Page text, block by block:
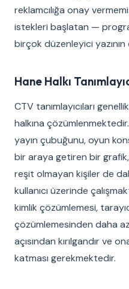
reklamcılığa onay
istekleri başlatan —
birçok düzenleyici yazının
Hane Halkı
CTV tanımlayıcıları
halkına
yayın çubuğunu, oyun
bir araya getiren bir
reşit olmayan kişiler de
kullanıcı üzerinde
kimlik çözümlemesi,
çözümlemesinden daha
açısından kırılgandır ve
katması gerekmektedir.